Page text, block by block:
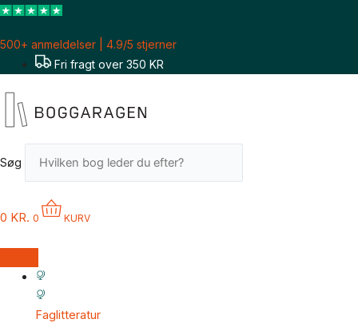
Gå
indholdet
500+ anmeldelser | 4.9/5 stjerner
Fri fragt over 350 KR
Søg
0 KR. 0 KURV
Faglitteratur